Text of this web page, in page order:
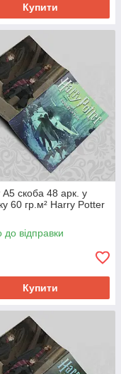
Купити
скоба 48 арк. у
60 гр.м² Harry Potter
до відправки
Купити